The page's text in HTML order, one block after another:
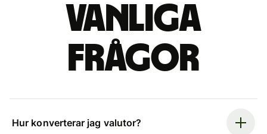
Vanliga
frågor
Hur konverterar jag valutor?